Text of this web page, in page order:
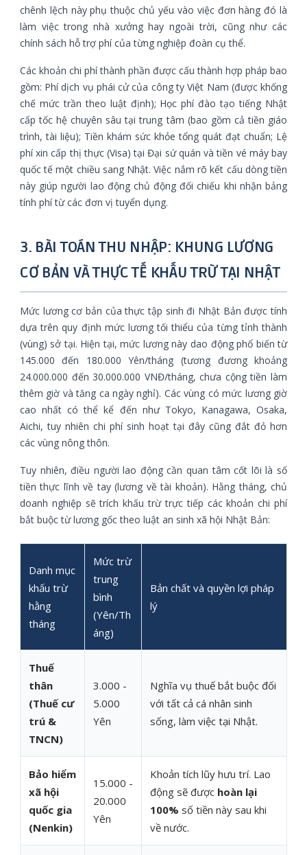
chênh lệch này phụ thuộc chủ yếu vào việc đơn hàng đó là
làm việc trong nhà xưởng hay ngoài trời, cũng như các
chính sách hỗ trợ phí của từng nghiệp đoàn cụ thể.
Các khoản chi phí thành phần được cấu thành hợp pháp bao
gồm: Phí dịch vụ phái cử của công ty Việt Nam (được khống
chế mức trần theo luật định); Học phí đào tạo tiếng Nhật
cấp tốc hệ chuyên sâu tại trung tâm (bao gồm cả tiền giáo
trình, tài liệu); Tiền khám sức khỏe tổng quát đạt chuẩn; Lệ
phí xin cấp thị thực (Visa) tại Đại sứ quán và tiền vé máy bay
quốc tế một chiều sang Nhật. Việc nắm rõ kết cấu dòng tiền
này giúp người lao động chủ động đối chiếu khi nhận bảng
tính phí từ các đơn vị tuyển dụng.
3. BÀI TOÁN THU NHẬP: KHUNG LƯƠNG
CƠ BẢN VÀ THỰC TẾ KHẤU TRỪ TẠI NHẬT
Mức lương cơ bản của thực tập sinh đi Nhật Bản được tính
dựa trên quy định mức lương tối thiểu của từng tỉnh thành
(vùng) sở tại. Hiện tại, mức lương này dao động phổ biến từ
145.000 đến 180.000 Yên/tháng (tương đương khoảng
24.000.000 đến 30.000.000 VNĐ/tháng, chưa cộng tiền làm
thêm giờ và tăng ca ngày nghỉ). Các vùng có mức lương giờ
cao nhất có thể kể đến như Tokyo, Kanagawa, Osaka,
Aichi, tuy nhiên chi phí sinh hoạt tại đây cũng đắt đỏ hơn
các vùng nông thôn.
Tuy nhiên, điều người lao động cần quan tâm cốt lõi là số
tiền thực lĩnh về tay (lương về tài khoản). Hằng tháng, chủ
doanh nghiệp sẽ trích khấu trừ trực tiếp các khoản chi phí
bắt buộc từ lương gốc theo luật an sinh xã hội Nhật Bản:
Danh mục
khấu trừ
hằng
tháng
Mức trừ
trung
bình
(Yên/Th
áng)
Bản chất và quyền lợi pháp
lý
Thuế
thân
(Thuế cư
trú &
TNCN)
3.000 -
5.000
Yên
Nghĩa vụ thuế bắt buộc đối
với tất cả cá nhân sinh
sống, làm việc tại Nhật.
Bảo hiểm
xã hội
quốc gia
(Nenkin)
15.000 -
20.000
Yên
Khoản tích lũy hưu trí. Lao
động sẽ được hoàn lại
100% số tiền này sau khi
về nước.